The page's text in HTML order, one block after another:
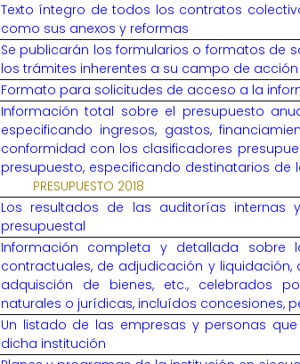
Texto íntegro de todos los contratos
como sus anexos y reformas
Se publicarán los formularios o formatos de
los trámites inherentes a su campo de acción
Formato para solicitudes de acceso a la
Información total sobre el presupuesto
especificando ingresos, gastos,
conformidad con los clasificadores
presupuesto, especificando destinatarios de
PRESUPUESTO 2018
Los resultados de las auditorías internas
presupuestal
Información completa y detallada sobre
contractuales, de adjudicación y
adquisción de bienes, etc., celebrados
naturales o jurídicas, incluídos concesiones,
Un listado de las empresas y personas
dicha institución